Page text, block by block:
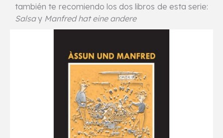
también te recomiendo los dos libros de esta serie:
Salsay Manfred hat eine andere